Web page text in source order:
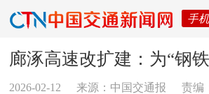
手机
廊涿高速改扩建：为“钢
2026-02-12 来源：中国交通报
责编